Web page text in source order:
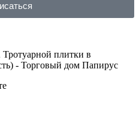
плитки в
- Торговый дом Папирус